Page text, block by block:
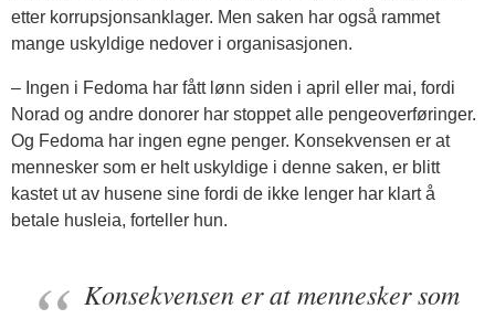
etter korrupsjonsanklager. Men saken har også rammet
mange uskyldige nedover i organisasjonen.
– Ingen i Fedoma har fått lønn siden i april eller mai, fordi
Norad og andre donorer har stoppet alle pengeoverføringer.
Og Fedoma har ingen egne penger. Konsekvensen er at
mennesker som er helt uskyldige i denne saken, er blitt
kastet ut av husene sine fordi de ikke lenger har klart å
betale husleia, forteller hun.
Konsekvensen er at mennesker som